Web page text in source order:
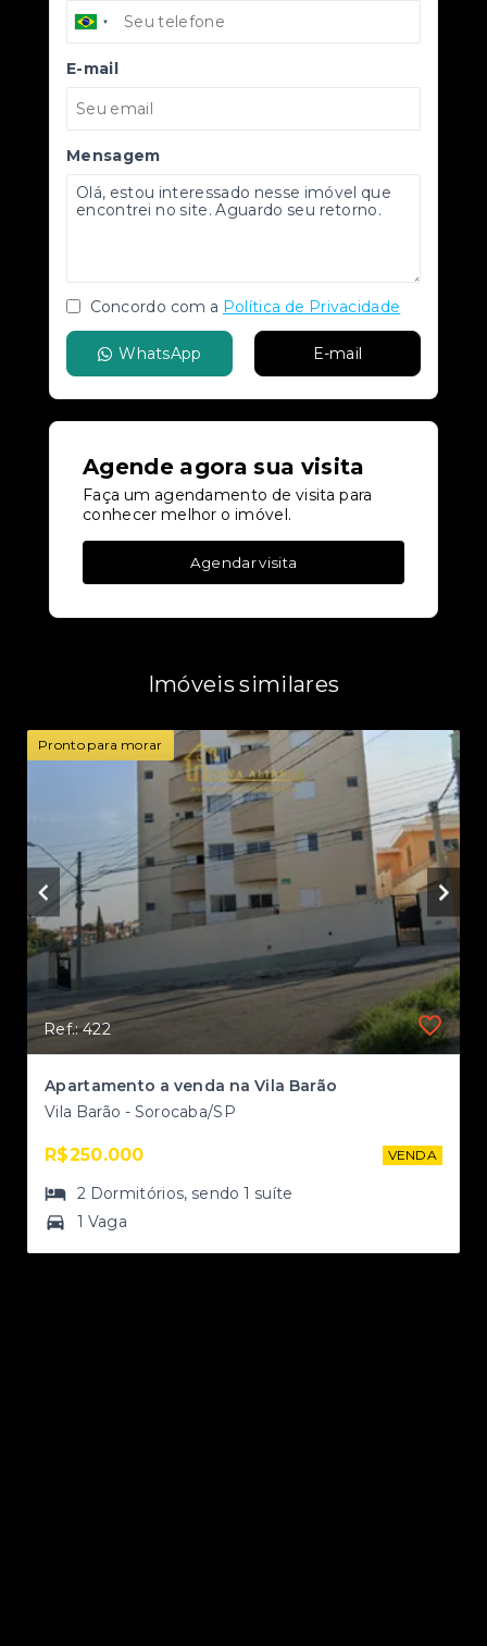
E-mail
Mensagem
Concordo com a Política de Privacidade
WhatsApp E-mail
Agende agora sua visita
Faça um agendamento de visita para
conhecer melhor o imóvel.
Agendar visita
Imóveis similares
Pronto para morar
Ref.: 422
Apartamento a venda na Vila Barão
Vila Barão - Sorocaba/SP
R$250.000 VENDA
2 Dormitórios, sendo1 suíte
1 Vaga